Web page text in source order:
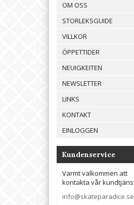
OM OSS
STORLEKSGUIDE
VILLKOR
ÖPPETTIDER
NEUIGKEITEN
NEWSLETTER
LINKS
KONTAKT
EINLOGGEN
Kundenservice
Varmt välkommen att
kontakta vår